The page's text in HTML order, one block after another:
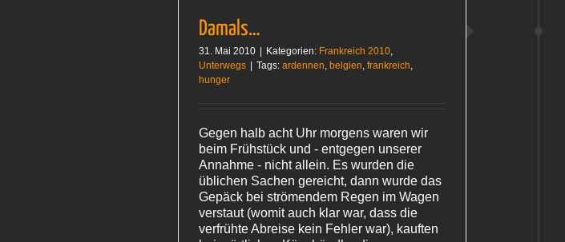
Damals…
31. Mai 2010 Kategorien: Frankreich 2010,
Unterwegs
Tags: ardennen, belgien, frankreich,
hunger
Gegen halb acht Uhr morgens waren wir
beim Frühstück und - entgegen unserer
Annahme - nicht allein. Es wurden die
üblichen Sachen gereicht, dann wurde das
Gepäck bei strömendem Regen im Wagen
verstaut (womit auch klar war, dass die
verfrühte Abreise kein Fehler war), kauften